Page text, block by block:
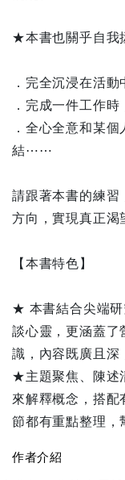
★本書也關乎自我
．完全沉浸在活
．完成一件工作
．全心全意和某
結⋯⋯
請跟著本書的練習
方向，實現真正渴
【本書特色】
★ 本書結合尖端研
談心靈，更涵蓋了
識，內容既廣且深
★主題聚焦、陳述
來解釋概念，搭配
節都有重點整理，
作者介紹